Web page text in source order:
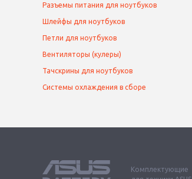
Разъемы питания для ноутбуков
Шлейфы для ноутбуков
Петли для ноутбуков
Вентиляторы (кулеры)
Тачскрины для ноутбуков
Системы охлаждения в сборе
Комплектующие